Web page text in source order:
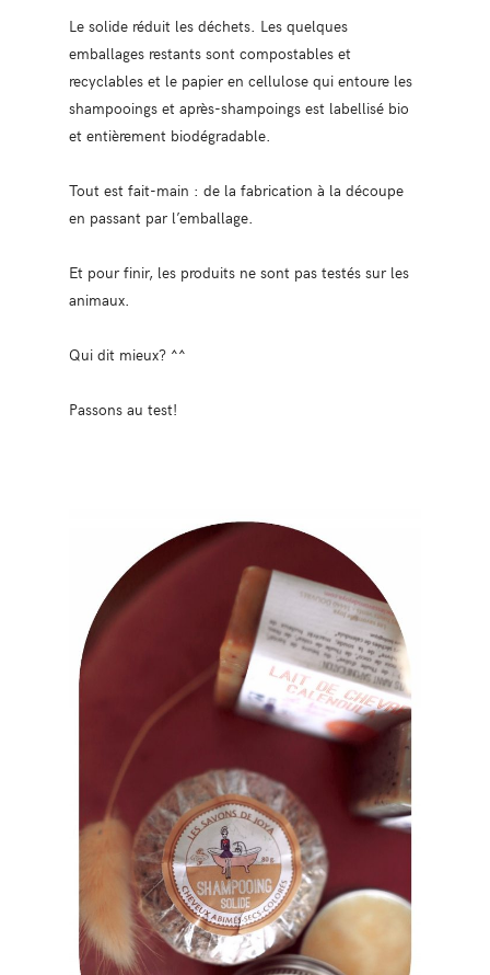
Le solide réduit les déchets. Les quelques
emballages restants sont compostables et
recyclables et le papier en cellulose qui entoure les
shampooings et après-shampoings est labellisé bio
et entièrement biodégradable.
Tout est fait-main : de la fabrication à la découpe
en passant par l’emballage.
Et pour finir, les produits ne sont pas testés sur les
animaux.
Qui dit mieux? ^^
Passons au test!